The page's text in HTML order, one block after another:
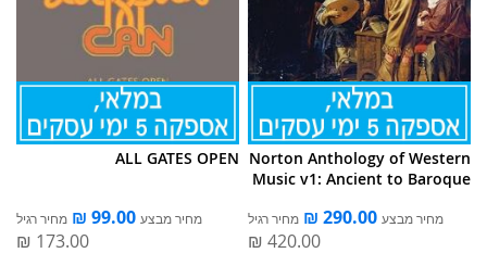
Norton Anthology of Western
Music v1: Ancient to Baroque
מחיר מבצע מחיר רגיל
ALL GATES OPEN
מחיר מבצע מחיר רגיל